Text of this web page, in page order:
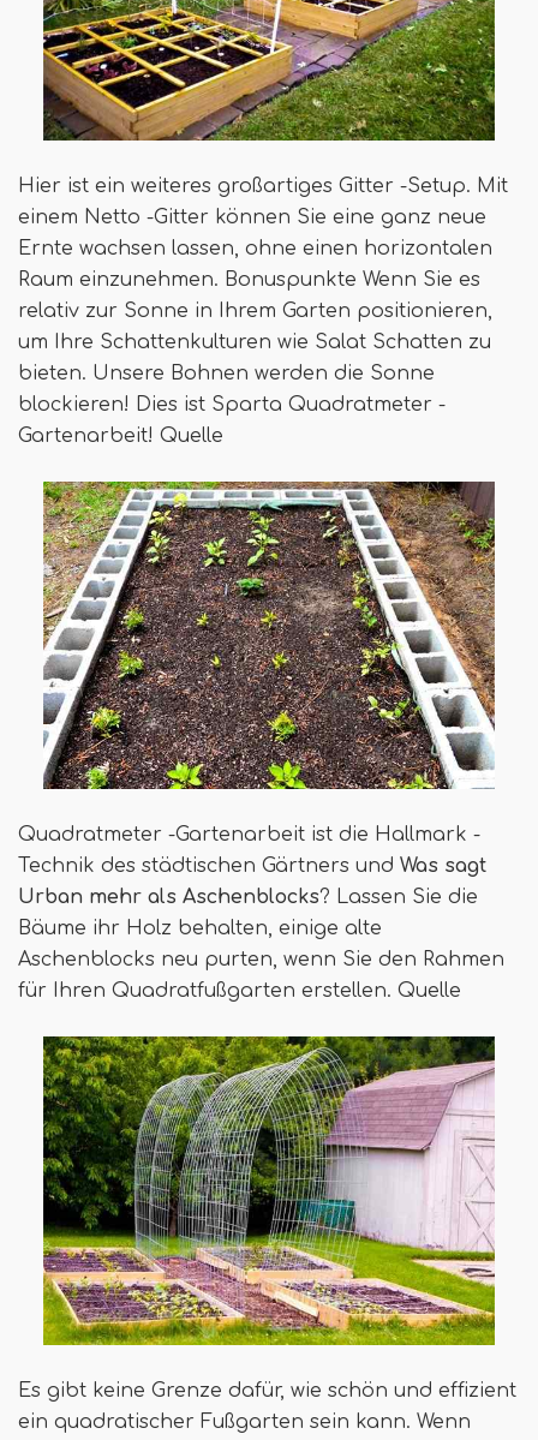
Hier ist ein weiteres großartiges Gitter -Setup. Mit
einem Netto -Gitter können Sie eine ganz neue
Ernte wachsen lassen, ohne einen horizontalen
Raum einzunehmen. Bonuspunkte Wenn Sie es
relativ zur Sonne in Ihrem Garten positionieren,
um Ihre Schattenkulturen wie Salat Schatten zu
bieten. Unsere Bohnen werden die Sonne
blockieren! Dies ist Sparta Quadratmeter -
Gartenarbeit! Quelle
Quadratmeter -Gartenarbeit ist die Hallmark -
Technik des städtischen Gärtners und Was sagt
Urban mehr als Aschenblocks? Lassen Sie die
Bäume ihr Holz behalten, einige alte
Aschenblocks neu purten, wenn Sie den Rahmen
für Ihren Quadratfußgarten erstellen. Quelle
Es gibt keine Grenze dafür, wie schön und effizient
ein quadratischer Fußgarten sein kann. Wenn